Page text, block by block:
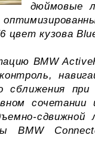
дюймовые
цвет кузова
BMW
сближения
BMW